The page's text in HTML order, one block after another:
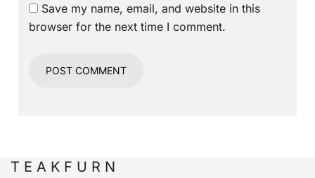
Save my name, email, and website in this
browser for the next time I comment.
T E A K F U R N